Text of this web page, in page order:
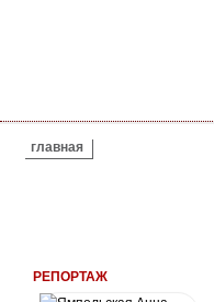
ВЫ ЗДЕСЬ
главная
РЕПОРТАЖ